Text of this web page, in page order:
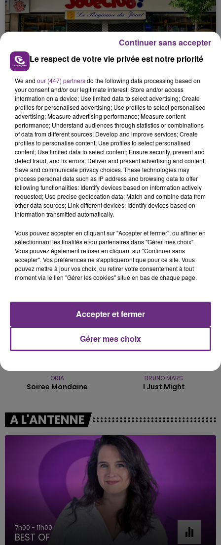
LE MAGASIN JOUÉCLUB DE REIMS FERME
SES PORTES
C'était l'une des institutions du centre-ville
rémois. Le magasin JouéClub est contraint de
fermer ses portes.
TITRES DIFFUSÉS
10h48
10h48
TRYO
La Traversee
10h44
10h44
Lukas Graham
7 Years
10h41
10h41
ORIA
Soiree Mondaine
10h37
10h37
BRUNO MARS
I Just Might
A L'ANTENNE
11h00 - 16h00
Le week-end Champagne FM
Le respect de votre vie privée est notre priorité
We and our (447) partnersdo the following data processing based on
your consent and/or our legitimate interest: Store and/or access
information on a device; Use limited data to select advertising; Create
profiles for personalised advertising; Use profiles to select personalised
advertising; Measure advertising performance; Measure content
performance; Understand audiences through statistics or combinations
of data from different sources; Develop and improve services; Create
profiles to personalise content; Use profiles to select personalised
content; Use limited data to select content; Ensure security, prevent and
detect fraud, and fix errors; Deliver and present advertising and content;
Save and communicate privacy choices. These technologies may
process personal data such as IP address and browsing data to offer
following functionalities: Identify devices based on information actively
requested; Use precise geolocation data; Match and combine data from
other data sources; Link different devices; Identify devices based on
information transmitted automatically.
Vous pouvez accepter en cliquant sur "Accepter et fermer", ou affiner en
sélectionnant les finalités et/ou partenaires dans "Gérer mes choix".
Vous pouvez également refuser en cliquant sur "Continuer sans
accepter". Vos préférences ne s'appliqueront que pour ce site. Vous
pouvez mettre à jour vos choix, ou retirer votre consentement à tout
moment via le lien "Gérer les cookies" situé en bas de chaque page.
Gérer mes choix
Accepter et fermer
Continuer sans accepter